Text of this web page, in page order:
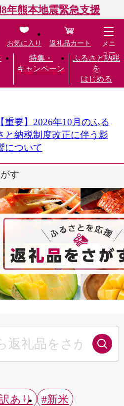
8年熊本地震緊急支援
特集・
キャンペーン
ふるさと納税
を
はじめる
お気に入り 返礼品カート
メニ
ュー
【重要】2026年10月のふる
と納税制度改正に伴う影
について
す
あり
#新米